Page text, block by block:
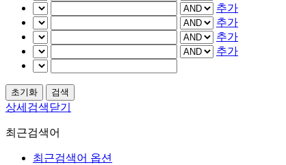
추가
추가
추가
추가
상세검색닫기
최근검색어
최근검색어 옵션